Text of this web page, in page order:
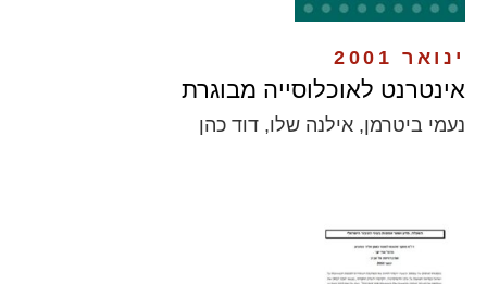
ינואר 2001
אינטרנט לאוכלוסייה מבוגרת
נעמי ביטרמן, אילנה שלו, דוד כהן